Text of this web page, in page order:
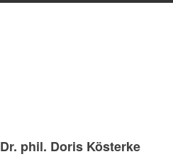
Dr. phil. Doris Kösterke